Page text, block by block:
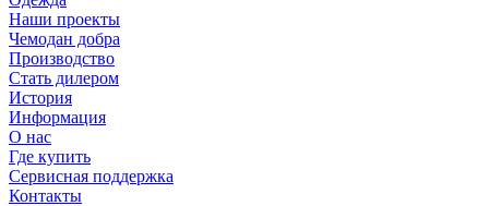
Наши проекты
Чемодан добра
Производство
Стать дилером
История
Информация
О нас
Где купить
Сервисная поддержка
Контакты